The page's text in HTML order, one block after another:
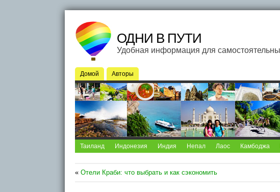
ОДНИ В ПУТИ
Удобная информация для
Домой Авторы
Таиланд Индонезия Индия Непал Лаос Камбоджа
« Отели Краби: что выбрать и как сэкономить